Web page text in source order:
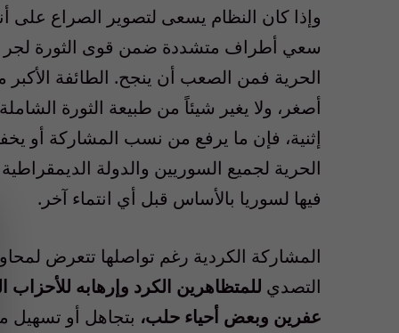
وإذا كان النظام يسعى لتصوير الصراع على
سعي أطراف متشددة ضمن قوى الثورة لجر
الحرية فمن الصعب أن ينجح. الطائفة الأكبر
أصغر، ولا يغير شيئاً من طبيعة الثورة
إثنية، فإن ما يرفع من نسب المشاركة أو
الحرية لجميع السوريين والدولة
فيها لسوريا بالأساس قبل أي انتماء آخر.
المشاركة الكردية رغم تواصلها تتعرض
التصدي للمتظاهرين الكرد وإرهابه للأحزاب
عفرين وبعض أحياء حلب، بتجاهل أو تسهيل